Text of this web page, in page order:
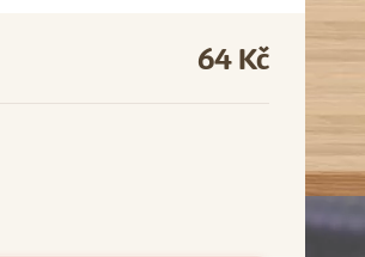
64 Kč